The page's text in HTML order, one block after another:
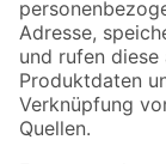
Zahlungsarten